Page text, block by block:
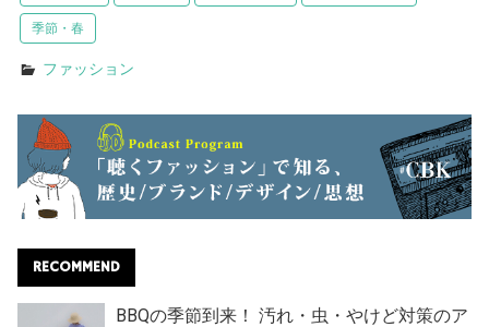
季節・春
ファッション
RECOMMEND
BBQの季節到来！ 汚れ・虫・やけど対策のア